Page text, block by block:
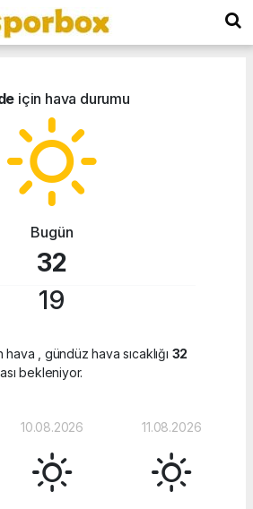
için hava durumu
Bugün
32
19
hava , gündüz hava sıcaklığı 32
bekleniyor.
10.08.2026 11.08.2026